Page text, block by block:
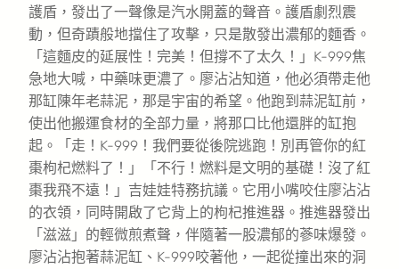
護盾，發出了一聲像是汽水開蓋的聲音。護盾劇烈震
動，但奇蹟般地擋住了攻擊，只是散發出濃郁的麵香。
「這麵皮的延展性！完美！但撐不了太久！」K-999焦
急地大喊，中藥味更濃了。廖沾沾知道，他必須帶走他
那缸陳年老蒜泥，那是宇宙的希望。他跑到蒜泥缸前，
使出他搬運食材的全部力量，將那口比他還胖的缸抱
起。「走！K-999！我們要從後院逃跑！別再管你的紅
棗枸杞燃料了！」「不行！燃料是文明的基礎！沒了紅
棗我飛不遠！」吉娃娃特務抗議。它用小嘴咬住廖沾沾
的衣領，同時開啟了它背上的枸杞推進器。推進器發出
「滋滋」的輕微煎煮聲，伴隨著一股濃郁的蔘味爆發。
廖沾沾抱著蒜泥缸、K-999咬著他，一起從撞出來的洞